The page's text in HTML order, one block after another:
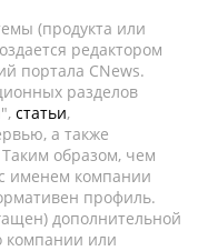
(продукта или
редактором
портала CNews.
разделов
статьи,
а также
образом, чем
именем компании
профиль.
дополнительной
компании или